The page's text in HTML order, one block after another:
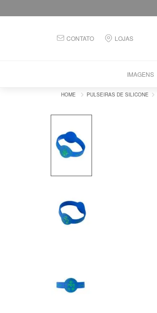
CONTATO LOJAS
IMAGENS
PULSEIRAS DE SILICONE